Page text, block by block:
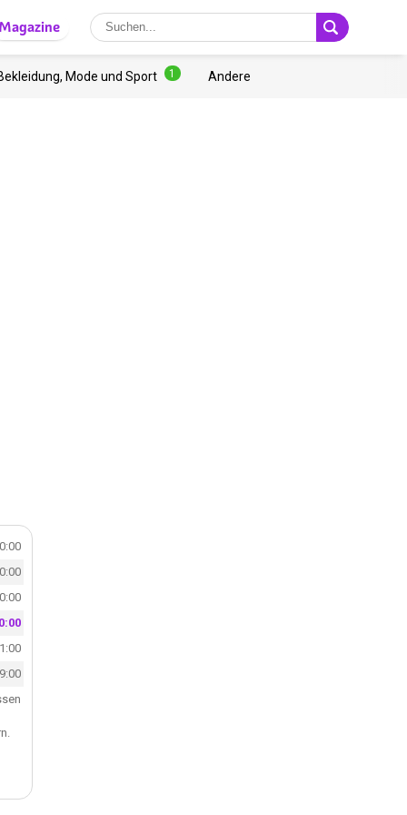
Magazine
Mode und Sport 1 Andere